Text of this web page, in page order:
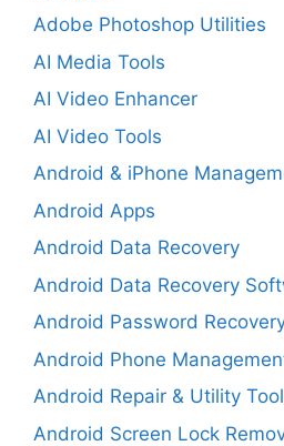
Adobe Photoshop Utilities
AI Media Tools
AI Video Enhancer
AI Video Tools
Android & iPhone
Android Apps
Android Data Recovery
Android Data Recovery
Android Password
Android Phone
Android Repair & Utility
Android Screen Lock